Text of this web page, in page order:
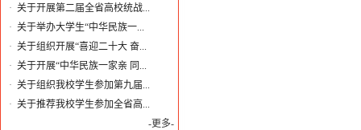
· 关于开展第二届全省高校统战...
· 关于举办大学生“中华民族一...
· 关于组织开展“喜迎二十大 奋...
· 关于开展“中华民族一家亲 同...
· 关于组织我校学生参加第九届...
· 关于推荐我校学生参加全省高...
-更多-